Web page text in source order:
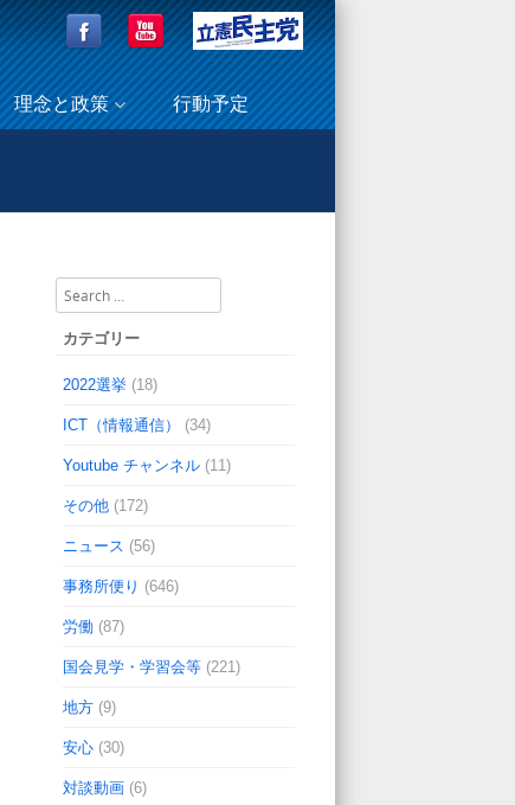
理念と政策 行動予定
Search
カテゴリー
2022選挙 (18)
ICT（情報通信） (34)
Youtube チャンネル (11)
その他 (172)
ニュース (56)
事務所便り (646)
労働 (87)
国会見学・学習会等 (221)
地方 (9)
安心 (30)
対談動画 (6)